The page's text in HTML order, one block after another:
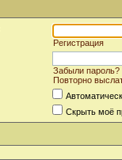
Регистрация
Забыли пароль?
Повторно
Скрыть моё